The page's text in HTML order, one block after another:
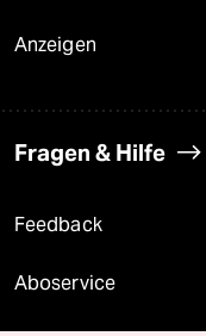
Anzeigen
Fragen & Hilfe
Feedback
Aboservice